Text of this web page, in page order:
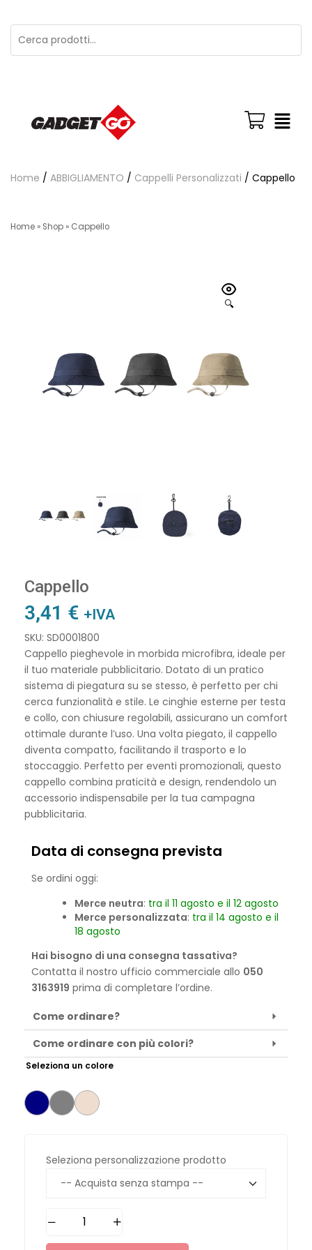
Home / ABBIGLIAMENTO / Cappelli Personalizzati / Cappello
Home » Shop » Cappello
🔍
Cappello
3,41 € +IVA
SKU: SD0001800
Cappello pieghevole in morbida microfibra, ideale per
il tuo materiale pubblicitario. Dotato di un pratico
sistema di piegatura su se stesso, è perfetto per chi
cerca funzionalità e stile. Le cinghie esterne per testa
e collo, con chiusure regolabili, assicurano un comfort
ottimale durante l’uso. Una volta piegato, il cappello
diventa compatto, facilitando il trasporto e lo
stoccaggio. Perfetto per eventi promozionali, questo
cappello combina praticità e design, rendendolo un
accessorio indispensabile per la tua campagna
pubblicitaria.
Data di consegna prevista
Se ordini oggi:
Merce neutra: tra il 11 agosto e il 12 agosto
Merce personalizzata: tra il 14 agosto e il
18 agosto
Hai bisogno di una consegna tassativa?
Contatta il nostro ufficio commerciale allo 050
3163919 prima di completare l’ordine.
Come ordinare?
Come ordinare con più colori?
Seleziona un colore
Seleziona personalizzazione prodotto